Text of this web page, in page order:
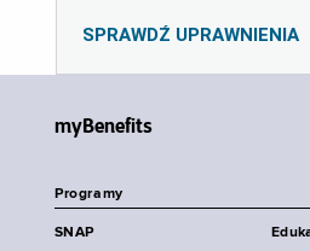
SPRAWDŹ UPRAWNIENIA
myBenefits
Programy
SNAP